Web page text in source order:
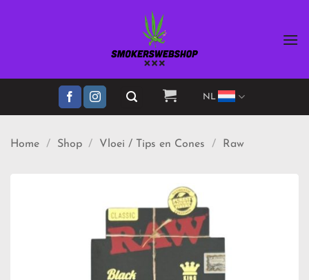
NL
Home / Shop / Vloei / Tips en Cones / Raw